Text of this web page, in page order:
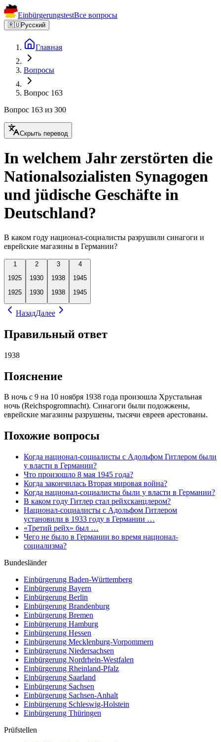
EinbürgerungstestВсе вопросы
🇷🇺Русский
Главная
Вопросы
Вопрос 163
Вопрос 163 из 300
Скрыть перевод
In welchem Jahr zerstörten die
Nationalsozialisten Synagogen
und jüdische Geschäfte in
Deutschland?
В каком году национал-социалисты разрушили синагоги и
еврейские магазины в Германии?
1
1925
1925
2
1930
1930
3
1938
1938
4
1945
1945
НазадДалее
Правильный ответ
1938
Пояснение
В ночь с 9 на 10 ноября 1938 года произошла Хрустальная
ночь (Reichspogromnacht). Синагоги были подожжены,
еврейские магазины разрушены, тысячи евреев арестованы.
Похожие вопросы
Когда национал-социалисты с Адольфом Гитлером были
у власти в Германии?
Что произошло 8 мая 1945 года?
Когда закончилась Вторая мировая война?
Когда национал-социалисты были у власти в Германии?
В каком году Гитлер стал рейхсканцлером?
Национал-социалисты с Адольфом Гитлером
установили в 1933 году в Германии …
«Третий рейх» был …
Чего не было в Германии во время национал-
социализма?
Bundesländer
Einbürgerung Baden-Württemberg
Einbürgerung Bayern
Einbürgerung Berlin
Einbürgerung Brandenburg
Einbürgerung Bremen
Einbürgerung Hamburg
Einbürgerung Hessen
Einbürgerung Mecklenburg-Vorpommern
Einbürgerung Niedersachsen
Einbürgerung Nordrhein-Westfalen
Einbürgerung Rheinland-Pfalz
Einbürgerung Saarland
Einbürgerung Sachsen
Einbürgerung Sachsen-Anhalt
Einbürgerung Schleswig-Holstein
Einbürgerung Thüringen
Prüfstellen